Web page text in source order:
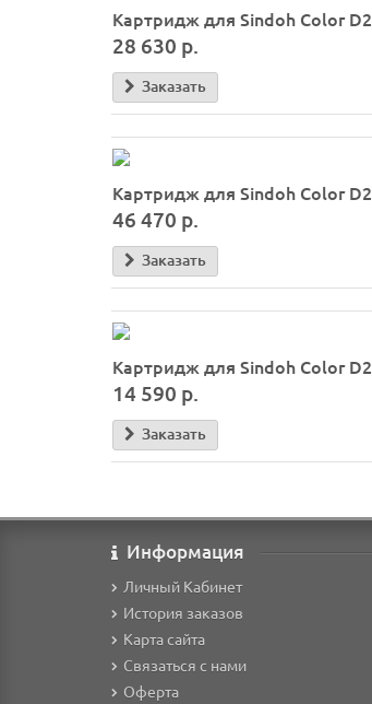
Картридж для Sindoh Color
28 630 р.
Заказать
Картридж для Sindoh Color
46 470 р.
Заказать
Картридж для Sindoh Color
14 590 р.
Заказать
Информация
Личный Кабинет
История заказов
Карта сайта
Связаться с нами
Оферта